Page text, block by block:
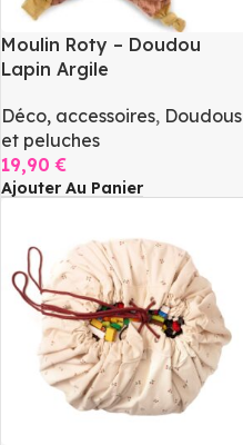
Moulin Roty – Doudou
Lapin Argile
Déco, accessoires, Doudous
et peluches
19,90€
Ajouter Au Panier